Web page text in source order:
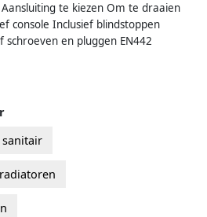
te kiezen Om te draaien
console Inclusief blindstoppen
en pluggen EN442
sanitair